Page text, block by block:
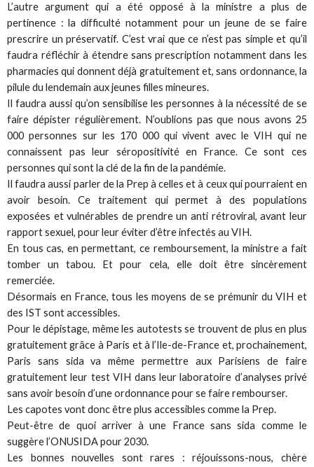
L’autre argument qui a été opposé à la ministre a plus de
pertinence : la difficulté notamment pour un jeune de se faire
prescrire un préservatif. C’est vrai que ce n’est pas simple et qu’il
faudra réfléchir à étendre sans prescription notamment dans les
pharmacies qui donnent déjà gratuitement et, sans ordonnance, la
pilule du lendemain aux jeunes filles mineures.
Il faudra aussi qu’on sensibilise les personnes à la nécessité de se
faire dépister régulièrement. N’oublions pas que nous avons 25
000 personnes sur les 170 000 qui vivent avec le VIH qui ne
connaissent pas leur séropositivité en France. Ce sont ces
personnes qui sont la clé de la fin de la pandémie.
Il faudra aussi parler de la Prep à celles et à ceux qui pourraient en
avoir besoin. Ce traitement qui permet à des populations
exposées et vulnérables de prendre un anti rétroviral, avant leur
rapport sexuel, pour leur éviter d’être infectés au VIH.
En tous cas, en permettant, ce remboursement, la ministre a fait
tomber un tabou. Et pour cela, elle doit être sincèrement
remerciée.
Désormais en France, tous les moyens de se prémunir du VIH et
des IST sont accessibles.
Pour le dépistage, même les autotests se trouvent de plus en plus
gratuitement grâce à Paris et à l’Ile-de-France et, prochainement,
Paris sans sida va même permettre aux Parisiens de faire
gratuitement leur test VIH dans leur laboratoire d’analyses privé
sans avoir besoin d’une ordonnance pour se faire rembourser.
Les capotes vont donc être plus accessibles comme la Prep.
Peut-être de quoi arriver à une France sans sida comme le
suggère l’ONUSIDA pour 2030.
Les bonnes nouvelles sont rares : réjouissons-nous, chère